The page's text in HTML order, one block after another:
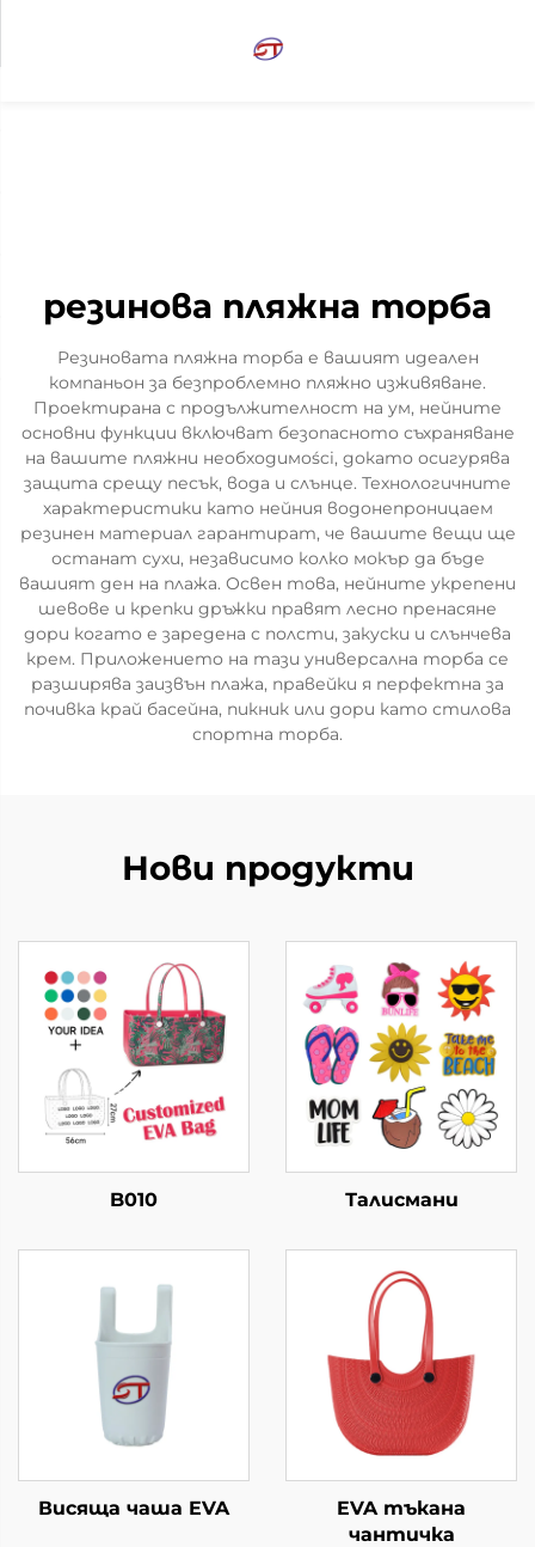
резинова пляжна торба
Резиновата пляжна торба е вашият идеален
компаньон за безпроблемно пляжно изживяване.
Проектирана с продължителност на ум, нейните
основни функции включват безопасното съхраняване
на вашите пляжни необходимоści, докато осигурява
защита срещу песък, вода и слънце. Технологичните
характеристики като нейния водонепроницаем
резинен материал гарантират, че вашите вещи ще
останат сухи, независимо колко мокър да бъде
вашият ден на плажа. Освен това, нейните укрепени
шевове и крепки дръжки правят лесно пренасяне
дори когато е заредена с полсти, закуски и слънчева
крем. Приложението на тази универсална торба се
разширява заизвън плажа, правейки я перфектна за
почивка край басейна, пикник или дори като стилова
спортна торба.
Нови продукти
B010 Талисмани
Висяща чаша EVA
EVA тъкана
чантичка